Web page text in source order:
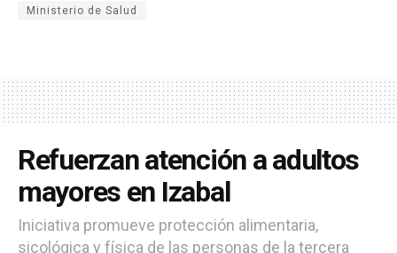
Ministerio de Salud
Refuerzan atención a adultos
mayores en Izabal
Iniciativa promueve protección alimentaria,
sicológica y física de las personas de la tercera